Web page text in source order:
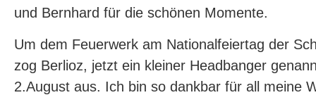
und Bernhard für die schönen Momente.
Um dem Feuerwerk am Nationalfeiertag der
zog Berlioz, jetzt ein kleiner Headbanger
2.August aus. Ich bin so dankbar für all meine